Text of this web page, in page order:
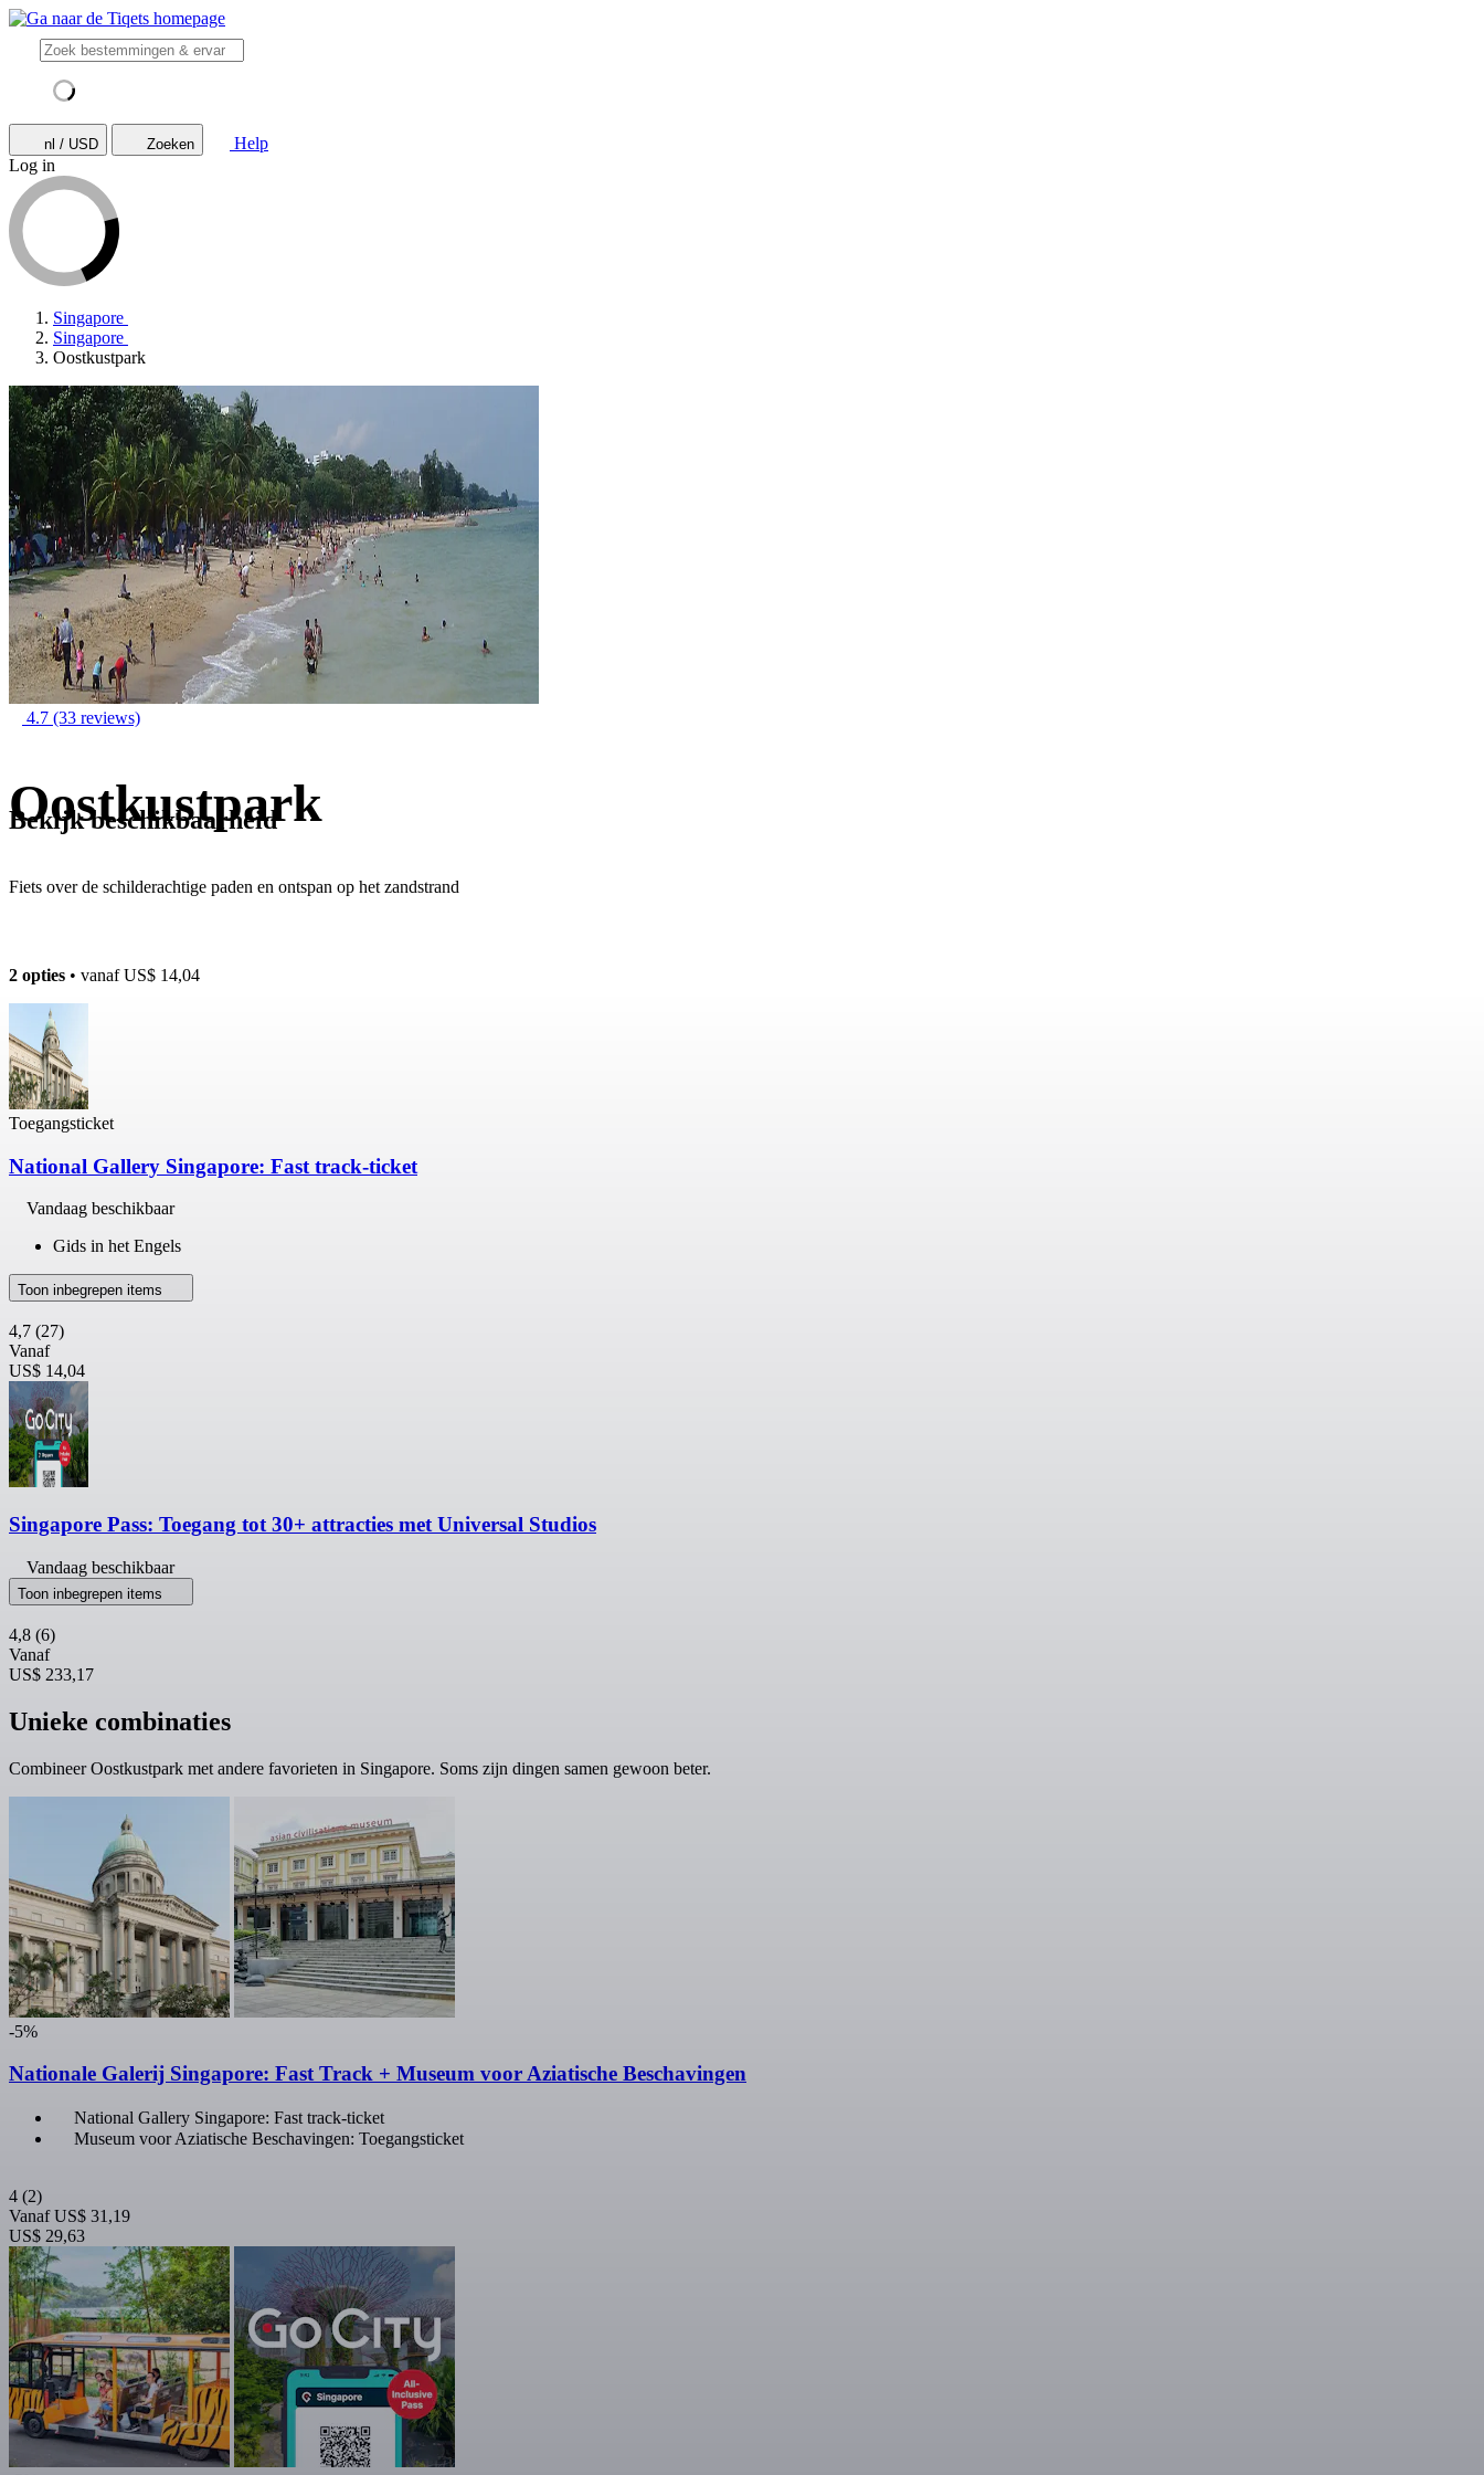
nl / USD Zoeken
Help
Log in
Singapore
Singapore
Oostkustpark
4.7 (33 reviews)
Oostkustpark
Fiets over de schilderachtige paden en ontspan op het zandstrand
Bekijk beschikbaarheid
2 opties • vanafUS$ 14,04
Toegangsticket
National Gallery Singapore: Fast track-ticket
Vandaag beschikbaar
Gids in het Engels
Toon inbegrepen items
4,7 (27)
Vanaf
US$ 14,04
Singapore Pass: Toegang tot 30+ attracties met Universal Studios
Vandaag beschikbaar
Toon inbegrepen items
4,8 (6)
Vanaf
US$ 233,17
Unieke combinaties
Combineer Oostkustpark met andere favorieten in Singapore. Soms zijn dingen samen gewoon beter.
-5%
Nationale Galerij Singapore: Fast Track + Museum voor Aziatische Beschavingen
National Gallery Singapore: Fast track-ticket
Museum voor Aziatische Beschavingen: Toegangsticket
4 (2)
Vanaf US$ 31,19
US$ 29,63